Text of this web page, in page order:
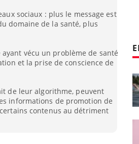
sociaux : plus le message est
domaine de la santé, plus
vécu un problème de santé
et la prise de conscience de
de leur algorithme, peuvent
informations de promotion de
contenus au détriment